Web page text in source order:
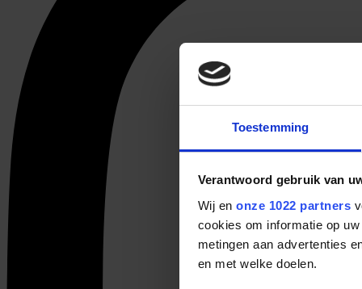
Toestemming
Verantwoord gebruik van
Wij en onze 1022 partners
cookies om informatie op
metingen aan advertenties
en met welke doelen.